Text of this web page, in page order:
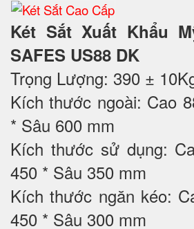
Két Sắt Xuất Khẩu
SAFES US88 DK
Trọng Lượng: 390 ±
Kích thước ngoài: Cao
* Sâu 600 mm
Kích thước sử dụng:
450 * Sâu 350 mm
Kích thước ngăn kéo:
450 * Sâu 300 mm